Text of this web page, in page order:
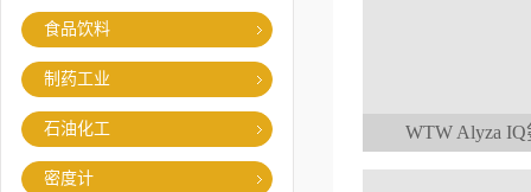
食品饮料
制药工业
石油化工
密度计
WTW Alyza